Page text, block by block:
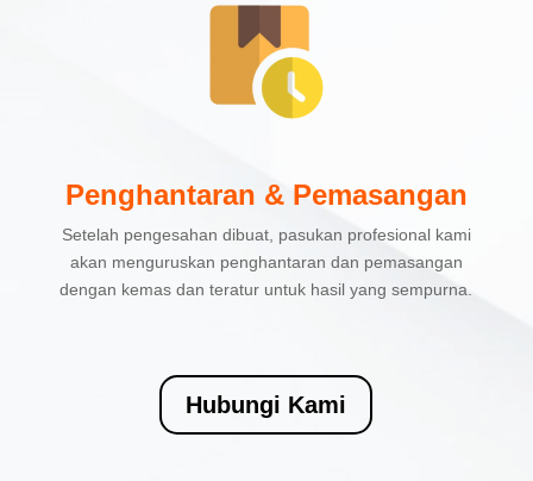
Penghantaran & Pemasangan
Setelah pengesahan dibuat, pasukan profesional kami
akan menguruskan penghantaran dan pemasangan
dengan kemas dan teratur untuk hasil yang sempurna.
Hubungi Kami